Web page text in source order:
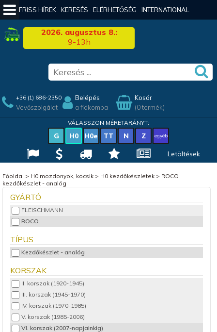
FRISS HÍREK KERESÉS ELÉRHETŐSÉG INTERNATIONAL
2026. augusztus 8.:
9-13h
+36 (1) 686-2350
Vevőszolgálat
Belépés
a fiókomba
Kosár
(0 termék)
VÁLASSZON MÉRETARÁNYT:
G H0 H0e TT N Z egyéb
Letöltések
Főoldal > H0 mozdonyok, kocsik> H0 kezdőkészletek> ROCO
kezdőkészlet - analóg
GYÁRTÓ
FLEISCHMANN
ROCO
TÍPUS
Kezdőkészlet - analóg
KORSZAK
II. korszak (1920-1945)
III. korszak (1945-1970)
IV. korszak (1970-1985)
V. korszak (1985-2006)
VI. korszak (2007-napjainkig)